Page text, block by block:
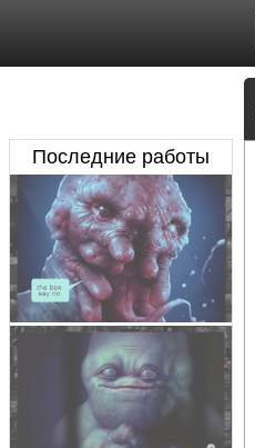
Последние работы